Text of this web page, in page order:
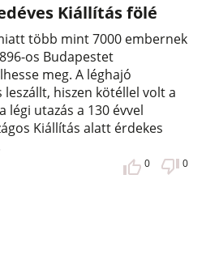
Kiállítás fölé
több mint 7000 embernek
os Budapestet
meg. A léghajó
hiszen kötéllel volt a
légi utazás a 130 évvel
Kiállítás alatt érdekes
0 0